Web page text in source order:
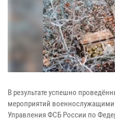
В результате успешно
мероприятий
Управления ФСБ России по